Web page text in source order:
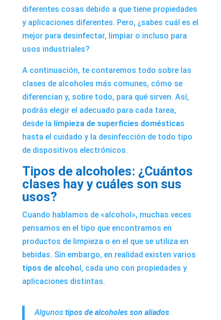
diferentes cosas debido a que tiene propiedades
y aplicaciones diferentes. Pero, ¿sabes cuál es el
mejor para desinfectar, limpiar o incluso para
usos industriales?
A continuación, te contaremos todo sobre las
clases de alcoholes más comunes, cómo se
diferencian y, sobre todo, para qué sirven. Así,
podrás elegir el adecuado para cada tarea,
desde la limpieza de superficies domésticas
hasta el cuidado y la desinfección de todo tipo
de dispositivos electrónicos.
Tipos de alcoholes: ¿Cuántos
clases hay y cuáles son sus
usos?
Cuando hablamos de «alcohol», muchas veces
pensamos en el tipo que encontramos en
productos de limpieza o en el que se utiliza en
bebidas. Sin embargo, en realidad existen varios
tipos de alcohol, cada uno con propiedades y
aplicaciones distintas.
Algunostipos de alcoholes son aliados